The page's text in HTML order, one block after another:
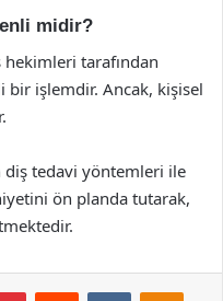
midir?
tarafından
bir işlemdir. Ancak, kişisel
diş tedavi yöntemleri ile
ön planda tutarak,
PinterestReddit VKontakte